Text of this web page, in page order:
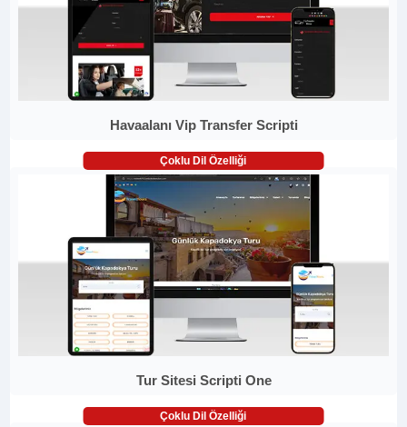
Havaalanı Vip Transfer Scripti
Çoklu Dil Özelliği
Tur Sitesi Scripti One
Çoklu Dil Özelliği